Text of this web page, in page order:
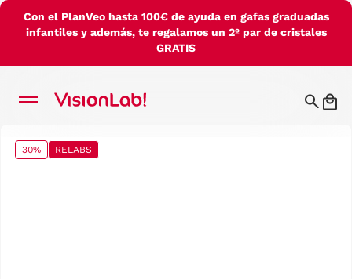
Con el PlanVeo hasta 100€ de ayuda en gafas graduadas
infantiles y además, te regalamos un 2º par de cristales
GRATIS
30% RELABS